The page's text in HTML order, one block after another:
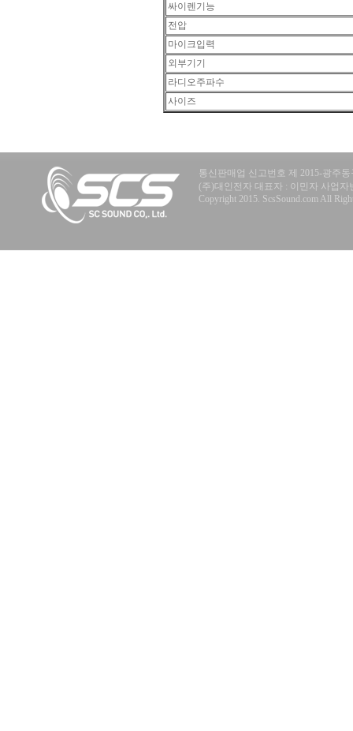
싸이렌기능
전압
마이크입력
외부기기
라디오주파수
사이즈
통신판매업 신고번호 제 2015-광주
(주)대인전자 대표자 : 이민자 사업자
Copyright 2015. ScsSound.com All